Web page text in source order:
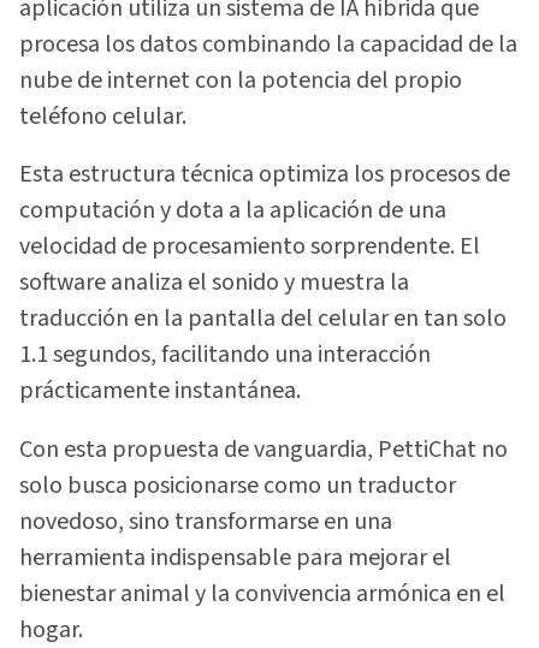
aplicación utiliza un sistema de IA híbrida que
procesa los datos combinando la capacidad de la
nube de internet con la potencia del propio
teléfono celular.
Esta estructura técnica optimiza los procesos de
computación y dota a la aplicación de una
velocidad de procesamiento sorprendente. El
software analiza el sonido y muestra la
traducción en la pantalla del celular en tan solo
1.1 segundos, facilitando una interacción
prácticamente instantánea.
Con esta propuesta de vanguardia, PettiChat no
solo busca posicionarse como un traductor
novedoso, sino transformarse en una
herramienta indispensable para mejorar el
bienestar animal y la convivencia armónica en el
hogar.